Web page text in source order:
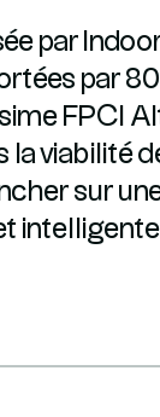
par
par
FPCI
la viabilité
sur